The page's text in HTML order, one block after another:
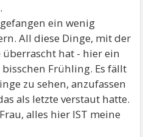
ein wenig
All diese Dinge, mit der
überrascht hat - hier ein
Frühling. Es fällt
zu sehen, anzufassen
als letzte verstaut hatte.
alles hier IST meine